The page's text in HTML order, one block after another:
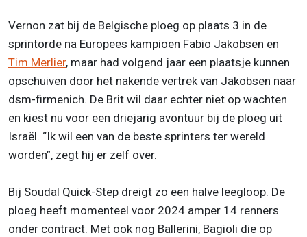
Vernon zat bij de Belgische ploeg op plaats 3 in de
sprintorde na Europees kampioen Fabio Jakobsen en
Tim Merlier, maar had volgend jaar een plaatsje kunnen
opschuiven door het nakende vertrek van Jakobsen naar
dsm-firmenich. De Brit wil daar echter niet op wachten
en kiest nu voor een driejarig avontuur bij de ploeg uit
Israël. “Ik wil een van de beste sprinters ter wereld
worden”, zegt hij er zelf over.
Bij Soudal Quick-Step dreigt zo een halve leegloop. De
ploeg heeft momenteel voor 2024 amper 14 renners
onder contract. Met ook nog Ballerini, Bagioli die op